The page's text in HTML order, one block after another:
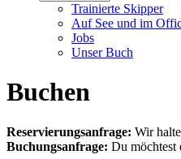
Trainierte Skipper
Auf See und im
Jobs
Unser Buch
Buchen
Reservierungsanfrage: Wir
Buchungsanfrage: Du möchtest